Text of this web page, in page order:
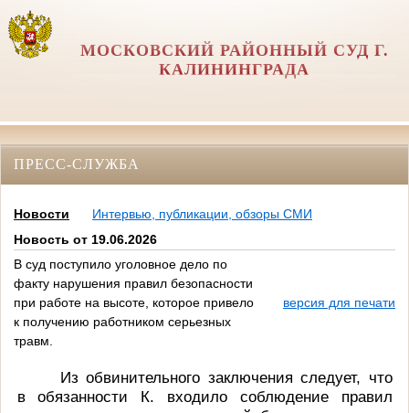
МОСКОВСКИЙ РАЙОННЫЙ СУД Г.
КАЛИНИНГРАДА
ПРЕСС-СЛУЖБА
Новости
Интервью, публикации, обзоры СМИ
Новость от 19.06.2026
В суд поступило уголовное дело по
факту нарушения правил безопасности
при работе на высоте, которое привело
к получению работником серьезных
травм.
версия для печати
Из обвинительного заключения следует, что
в обязанности К. входило соблюдение правил